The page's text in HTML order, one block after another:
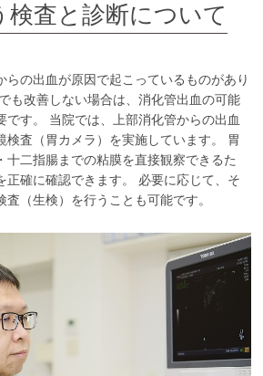
検査と診断について
らの出血が原因で起こっているものがあり
も改善しない場合は、消化管出血の可能
です。 当院では、上部消化管からの出血
検査（胃カメラ）を実施しています。 胃
十二指腸までの粘膜を直接観察できるた
正確に確認できます。 必要に応じて、そ
（生検）を行うことも可能です。